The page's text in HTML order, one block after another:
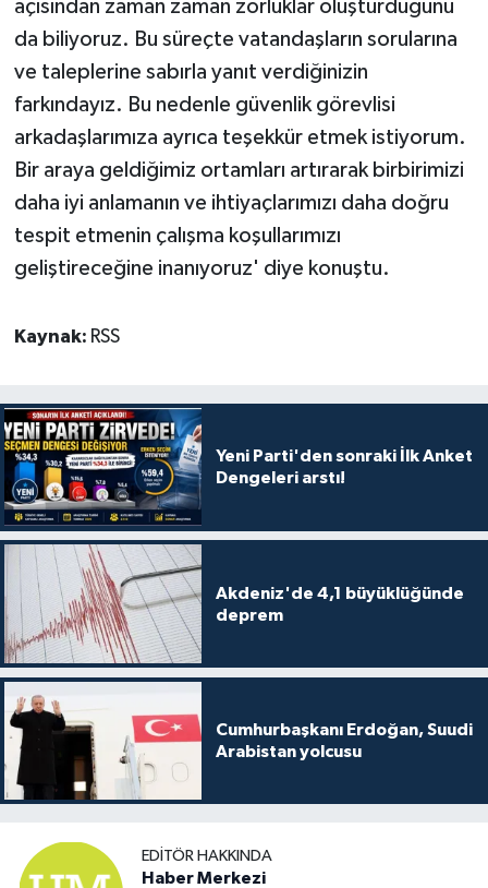
açısından zaman zaman zorluklar oluşturduğunu
da biliyoruz. Bu süreçte vatandaşların sorularına
ve taleplerine sabırla yanıt verdiğinizin
farkındayız. Bu nedenle güvenlik görevlisi
arkadaşlarımıza ayrıca teşekkür etmek istiyorum.
Bir araya geldiğimiz ortamları artırarak birbirimizi
daha iyi anlamanın ve ihtiyaçlarımızı daha doğru
tespit etmenin çalışma koşullarımızı
geliştireceğine inanıyoruz' diye konuştu.
Kaynak: RSS
Yeni Parti'den sonraki İlk Anket
Dengeleri arstı!
Akdeniz'de 4,1 büyüklüğünde
deprem
Cumhurbaşkanı Erdoğan, Suudi
Arabistan yolcusu
EDITÖR HAKKINDA
Haber Merkezi